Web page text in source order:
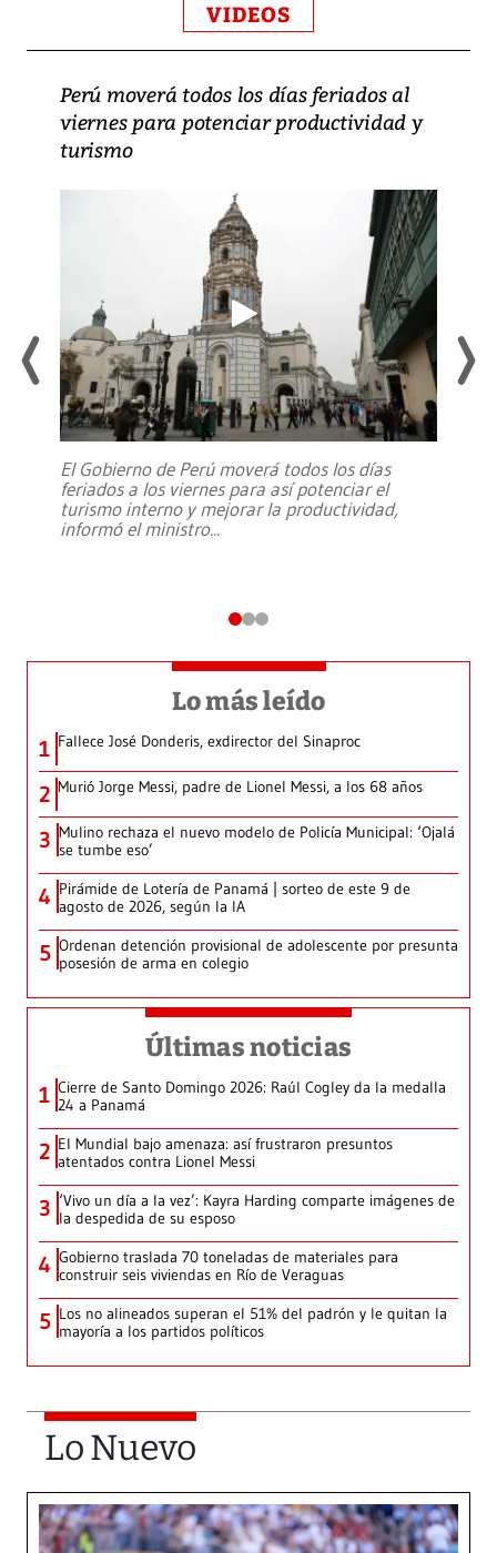
VIDEOS
Perú moverá todos los días feriados al
viernes para potenciar productividad y
turismo
El Gobierno de Perú moverá todos los días
feriados a los viernes para así potenciar el
turismo interno y mejorar la productividad,
informó el ministro...
Lo más leído
1 Fallece José Donderis, exdirector del Sinaproc
2 Murió Jorge Messi, padre de Lionel Messi, a los 68 años
3 Mulino rechaza el nuevo modelo de Policía Municipal: ‘Ojalá
se tumbe eso’
4 Pirámide de Lotería de Panamá | sorteo de este 9 de
agosto de 2026, según la IA
5 Ordenan detención provisional de adolescente por presunta
posesión de arma en colegio
Últimas noticias
1 Cierre de Santo Domingo 2026: Raúl Cogley da la medalla
24 a Panamá
2 El Mundial bajo amenaza: así frustraron presuntos
atentados contra Lionel Messi
3 ‘Vivo un día a la vez’: Kayra Harding comparte imágenes de
la despedida de su esposo
4 Gobierno traslada 70 toneladas de materiales para
construir seis viviendas en Río de Veraguas
5 Los no alineados superan el 51% del padrón y le quitan la
mayoría a los partidos políticos
Lo Nuevo